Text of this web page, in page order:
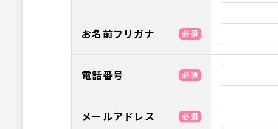
お名前フリガナ 必須
電話番号 必須
メールアドレス 必須